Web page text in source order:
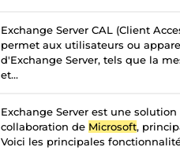
Exchange Server CAL (Client
permet aux utilisateurs ou
d'Exchange Server, tels que la
et...
Exchange Server est une
collaboration de Microsoft,
Voici les principales